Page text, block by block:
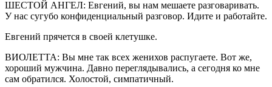
ШЕСТОЙ АНГЕЛ: Евгений, вы нам мешаете разговаривать.
У нас сугубо конфиденциальный разговор. Идите и работайте.
Евгений прячется в своей клетушке.
ВИОЛЕТТА: Вы мне так всех женихов распугаете. Вот же,
хороший мужчина. Давно переглядывались, а сегодня ко мне
сам обратился. Холостой, симпатичный.